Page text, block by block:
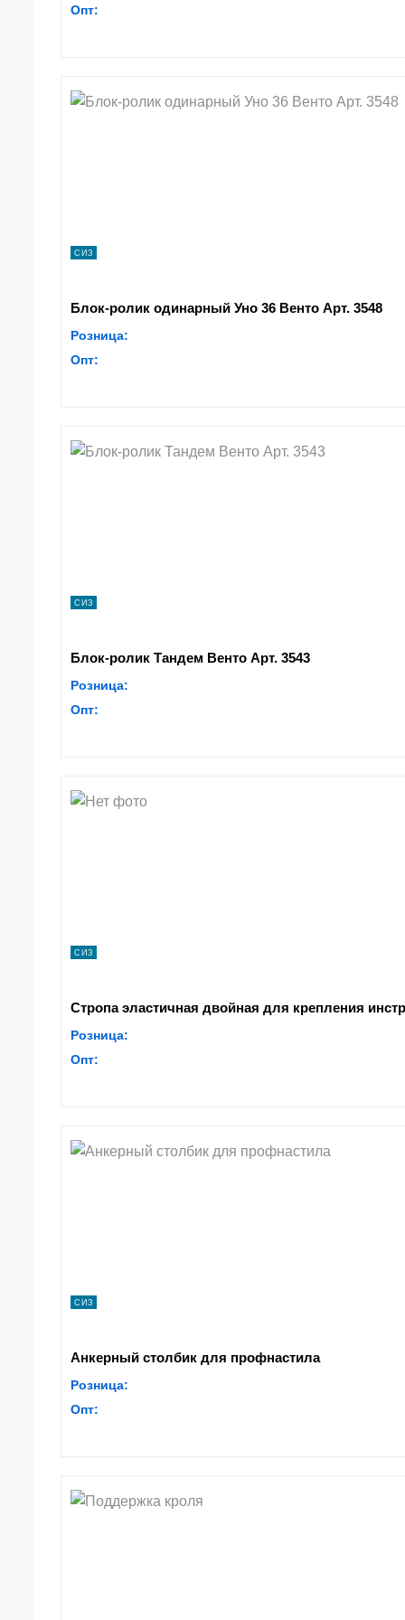
Опт:
СИЗ
Блок-ролик одинарный Уно 36 Венто Арт. 3548
Розница:
Опт:
СИЗ
Блок-ролик Тандем Венто Арт. 3543
Розница:
Опт:
СИЗ
Стропа эластичная двойная для крепления
Розница:
Опт:
СИЗ
Анкерный столбик для профнастила
Розница:
Опт: